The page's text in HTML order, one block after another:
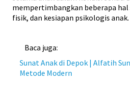
mempertimbangkan beberapa
fisik, dan kesiapan psikologis anak.
Baca juga:
Sunat Anak di Depok | Alfatih
Metode Modern